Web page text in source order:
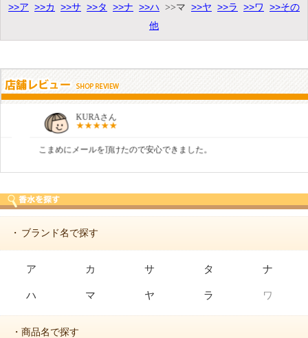
>>ア >>カ >>サ >>タ >>ナ >>ハ >>マ >>ヤ >>ラ >>ワ
>>その
他
KURAさん
こまめにメールを頂けたので安心できました。
・ ブランド名で探す
ア カ サ タ ナ
ハ マ ヤ ラ ワ
・商品名で探す